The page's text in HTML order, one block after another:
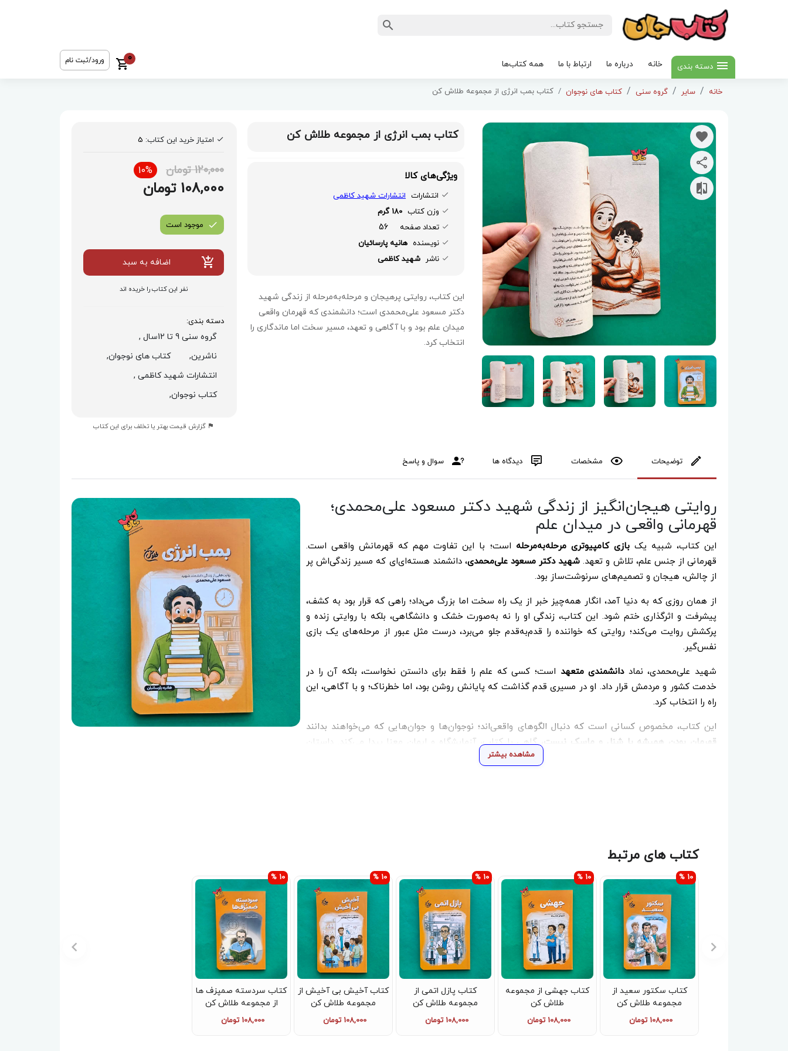
دسته بندی خانه درباره ما ارتباط با ما همه کتاب‌ها
0 ورود/ثبت نام
خانه سایر گروه سنی کتاب های نوجوان کتاب بمب انرژی از مجموعه طلاش کن
کتاب بمب انرژی از مجموعه طلاش کن
ویژگی‌های کالا
انتشارات انتشارات شهید کاظمی
وزن کتاب 180 گرم
تعداد صفحه
56
نویسنده هانیه پارسائیان
ناشر شهید کاظمی
این کتاب، روایتی پرهیجان و مرحله‌به‌مرحله از زندگی شهید
دکتر مسعود علی‌محمدی است؛ دانشمندی که قهرمان واقعی
میدان علم بود و با آگاهی و تعهد، مسیر سخت اما ماندگاری را
انتخاب کرد.
امتیاز خرید این کتاب: 5
120,000 تومان 10%
108,000 تومان
موجود است
اضافه به سبد
نفر این کتاب را خریده اند
دسته بندی:
گروه سنی 9 تا 12سال ,
ناشرین,
کتاب های نوجوان,
انتشارات شهید کاظمی ,
کتاب نوجوان,
گزارش قیمت بهتر یا تخلف برای این کتاب
توضیحات مشخصات دیدگاه ها سوال و پاسخ
روایتی هیجان‌انگیز از زندگی شهید دکتر مسعود علی‌محمدی؛
قهرمانی واقعی در میدان علم
این کتاب، شبیه یکبازی کامپیوتری مرحله‌به‌مرحله است؛ با این تفاوت مهم که قهرمانش واقعی است.
قهرمانی از جنس علم، تلاش و تعهد. شهید دکتر مسعود علی‌محمدی، دانشمند هسته‌ای‌ای که مسیر زندگی‌اش پر
از چالش، هیجان و تصمیم‌های سرنوشت‌ساز بود.
از همان روزی که به دنیا آمد، انگار همه‌چیز خبر از یک راه سخت اما بزرگ می‌داد؛ راهی که قرار بود به کشف،
پیشرفت و اثرگذاری ختم شود. این کتاب، زندگی او را نه به‌صورت خشک و دانشگاهی، بلکه با روایتی زنده و
پرکشش روایت می‌کند؛ روایتی که خواننده را قدم‌به‌قدم جلو می‌برد، درست مثل عبور از مرحله‌های یک بازی
نفس‌گیر.
شهید علی‌محمدی، نماددانشمندی متعهد است؛ کسی که علم را فقط برای دانستن نخواست، بلکه آن را در
خدمت کشور و مردمش قرار داد. او در مسیری قدم گذاشت که پایانش روشن بود، اما خطرناک؛ و با آگاهی، این
راه را انتخاب کرد.
این کتاب، مخصوص کسانی است که دنبال الگوهای واقعی‌اند؛ نوجوان‌ها و جوان‌هایی که می‌خواهند بدانند
قهرمان بودن همیشه با شنل و ماسک نیست ، گاهی با کتاب، آزمایشگاه و ایمان معنا پیدا می‌کند. داستان
زندگی شهید مسعود علی‌محمدی نشان می‌دهد که هیجان واقعی، در ساختن و ماندگار شدن است.
مشاهده بیشتر
کتاب های مرتبط
کتاب سکتور سعید از
مجموعه طلاش کن
108,000 تومان
10 %
کتاب جهشی از مجموعه
طلاش کن
108,000 تومان
10 %
کتاب پازل اتمی از
مجموعه طلاش کن
108,000 تومان
10 %
کتاب آخیش بی آخیش از
مجموعه طلاش کن
108,000 تومان
10 %
کتاب سردسته صمپزف ها
از مجموعه طلاش کن
108,000 تومان
10 %